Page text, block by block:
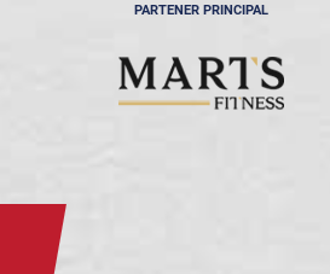
PARTENER PRINCIPAL